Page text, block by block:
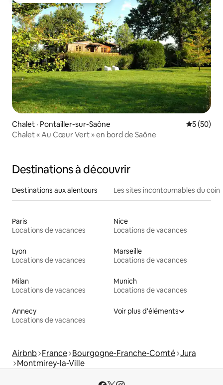
Chalet · Pontailler-sur-Saône Note
5 (50)
Chalet « Au Cœur Vert » en bord de Saône
Destinations à découvrir
Destinations aux alentours Les sites incontournables du coin
Paris
Locations de vacances
Nice
Locations de vacances
Lyon
Locations de vacances
Marseille
Locations de vacances
Milan
Locations de vacances
Munich
Locations de vacances
Annecy
Locations de vacances
Voir plus d'éléments
Airbnb France Bourgogne-Franche-Comté Jura
Montmirey-la-Ville